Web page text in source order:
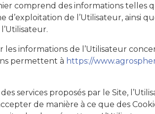
comprend des informations telles
de l’Utilisateur, ainsi
informations de l’Utilisateur
permettent à https://
services proposés par le Site,
de manière à ce que des